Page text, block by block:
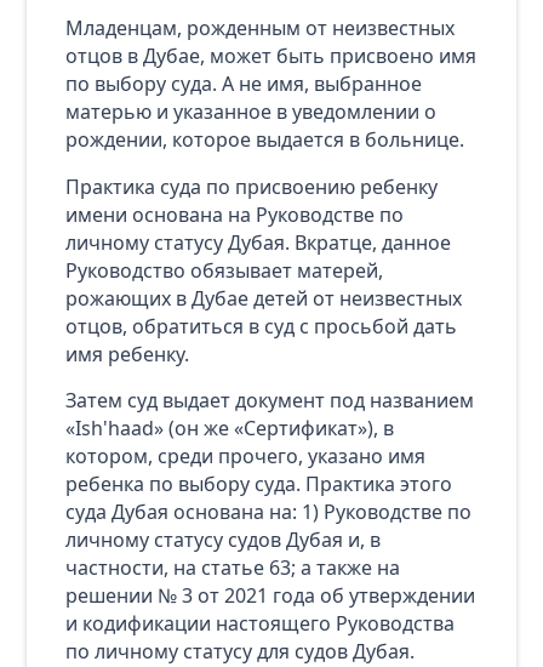
Младенцам, рожденным от неизвестных
отцов в Дубае, может быть присвоено имя
по выбору суда. А не имя, выбранное
матерью и указанное в уведомлении о
рождении, которое выдается в больнице.
Практика суда по присвоению ребенку
имени основана на Руководстве по
личному статусу Дубая. Вкратце, данное
Руководство обязывает матерей,
рожающих в Дубае детей от неизвестных
отцов, обратиться в суд с просьбой дать
имя ребенку.
Затем суд выдает документ под названием
«Ish'haad» (он же «Сертификат»), в
котором, среди прочего, указано имя
ребенка по выбору суда. Практика этого
суда Дубая основана на: 1) Руководстве по
личному статусу судов Дубая и, в
частности, на статье 63; а также на
решении № 3 от 2021 года об утверждении
и кодификации настоящего Руководства
по личному статусу для судов Дубая.